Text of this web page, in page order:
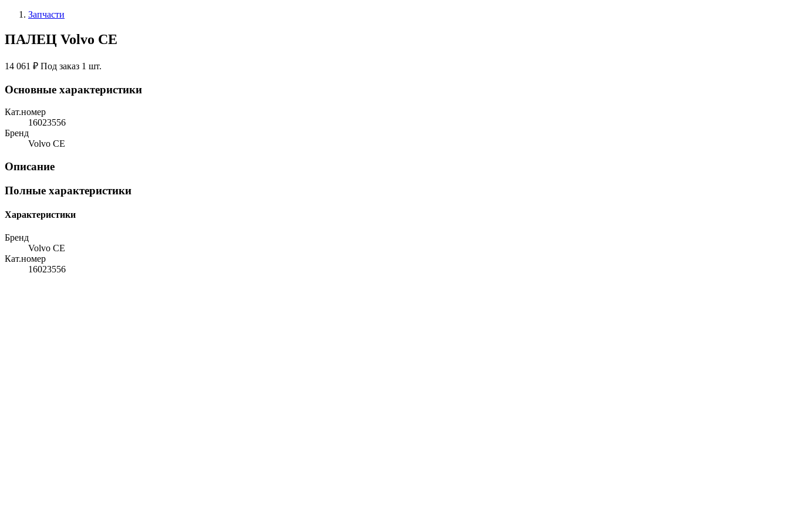
Запчасти
ПАЛЕЦ Volvo CE
14 061 ₽ Под заказ 1 шт.
Основные характеристики
Кат.номер
16023556
Бренд
Volvo CE
Описание
Полные характеристики
Характеристики
Бренд
Volvo CE
Кат.номер
16023556